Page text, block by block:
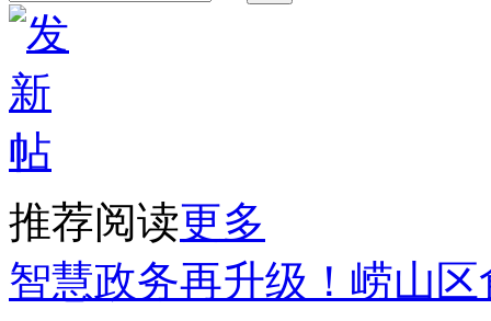
推荐阅读更多
智慧政务再升级！崂山